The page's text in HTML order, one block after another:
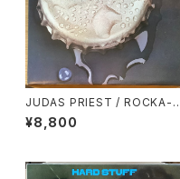
JUDAS PRIEST / ROCKA-R
OLLA
¥8,800